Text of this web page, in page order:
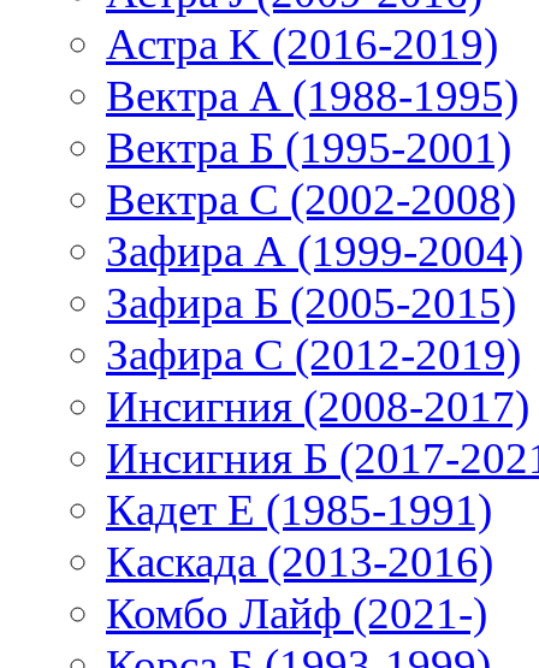
Астра K (2016-2019)
Вектра А (1988-1995)
Вектра Б (1995-2001)
Вектра С (2002-2008)
Зафира А (1999-2004)
Зафира Б (2005-2015)
Зафира С (2012-2019)
Инсигния (2008-2017)
Инсигния Б (2017-
Кадет Е (1985-1991)
Каскада (2013-2016)
Комбо Лайф (2021-)